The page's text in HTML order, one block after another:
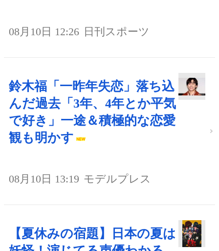
08月10日 12:26 日刊スポーツ
鈴木福「一昨年失恋」落ち込
んだ過去「3年、4年とか平気
で好き」一途＆積極的な恋愛
観も明かす
08月10日 13:19 モデルプレス
【夏休みの宿題】日本の夏は